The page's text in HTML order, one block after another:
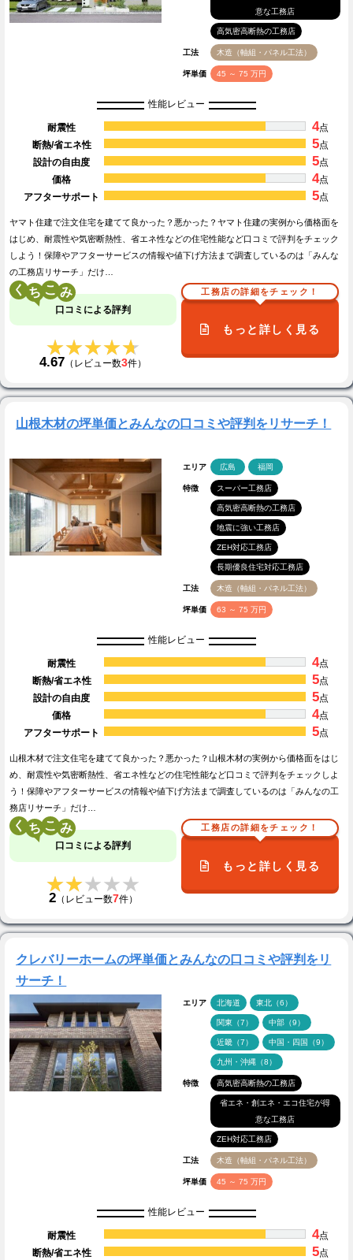
意な工務店
高気密高断熱の工務店
工法 木造（軸組・パネル工法）
坪単価 45 ～ 75 万円
性能レビュー
耐震性 4点
断熱/省エネ性
5点
設計の自由度
5点
価格
4点
アフターサポート
5点
ヤマト住建で注文住宅を建てて良かった？悪かった？ヤマト住建の実例から価格面を
はじめ、耐震性や気密断熱性、省エネ性などの住宅性能など口コミで評判をチェック
しよう！保障やアフターサービスの情報や値下げ方法まで調査しているのは「みんな
の工務店リサーチ」だけ…
く こ
口コミによる評判
★★★★★
★★★★★
4.67 （レビュー数3件）
工務店の詳細をチェック！
もっと詳しく見る
山根木材の坪単価とみんなの口コミや評判をリサーチ！
エリア 広島 福岡
特徴 スーパー工務店
高気密高断熱の工務店
地震に強い工務店
ZEH対応工務店
長期優良住宅対応工務店
工法 木造（軸組・パネル工法）
坪単価 63 ～ 75 万円
性能レビュー
耐震性 4点
断熱/省エネ性
5点
設計の自由度
5点
価格
4点
アフターサポート
5点
山根木材で注文住宅を建てて良かった？悪かった？山根木材の実例から価格面をはじ
め、耐震性や気密断熱性、省エネ性などの住宅性能など口コミで評判をチェックしよ
う！保障やアフターサービスの情報や値下げ方法まで調査しているのは「みんなの工
務店リサーチ」だけ…
く こ
口コミによる評判
★★★★★
★★★★★
2（レビュー数7件）
工務店の詳細をチェック！
もっと詳しく見る
クレバリーホームの坪単価とみんなの口コミや評判をリ
サーチ！
エリア 北海道 東北（6）
関東（7） 中部（9）
近畿（7） 中国・四国（9）
九州・沖縄（8）
特徴 高気密高断熱の工務店
省エネ・創エネ・エコ住宅が得
意な工務店
ZEH対応工務店
工法 木造（軸組・パネル工法）
坪単価 45 ～ 75 万円
性能レビュー
耐震性 4点
断熱/省エネ性
5点